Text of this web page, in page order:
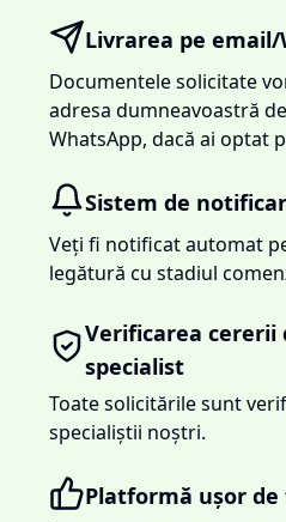
Livrarea pe email/
Documentele solicitate
adresa dumneavoastră
WhatsApp, dacă ai optat
Sistem de
Veți fi notificat automat
legătură cu stadiul
Verificarea cererii
specialist
Toate solicitările sunt
specialiștii noștri.
Platformă ușor